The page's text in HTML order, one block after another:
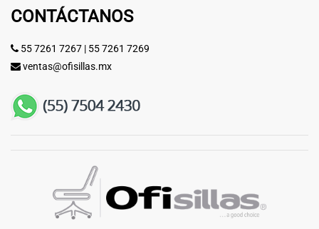
CONTÁCTANOS
55 7261 7267 | 55 7261 7269
ventas@ofisillas.mx